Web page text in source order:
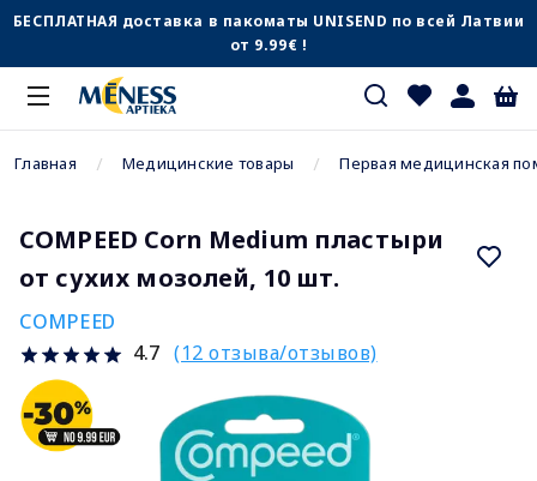
БЕСПЛАТНАЯ доставка в пакоматы UNISEND по всей Латвии
от 9.99€ !
Главная Медицинские товары Первая медицинская
COMPEED Corn Medium пластыри
от сухих мозолей, 10 шт.
COMPEED
4.7 (12 отзыва/отзывов)